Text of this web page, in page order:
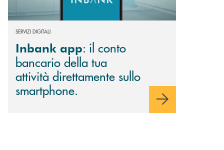
SERVIZI DIGITALI
Inbank app: il conto
bancario della tua
attività direttamente sullo
smartphone.